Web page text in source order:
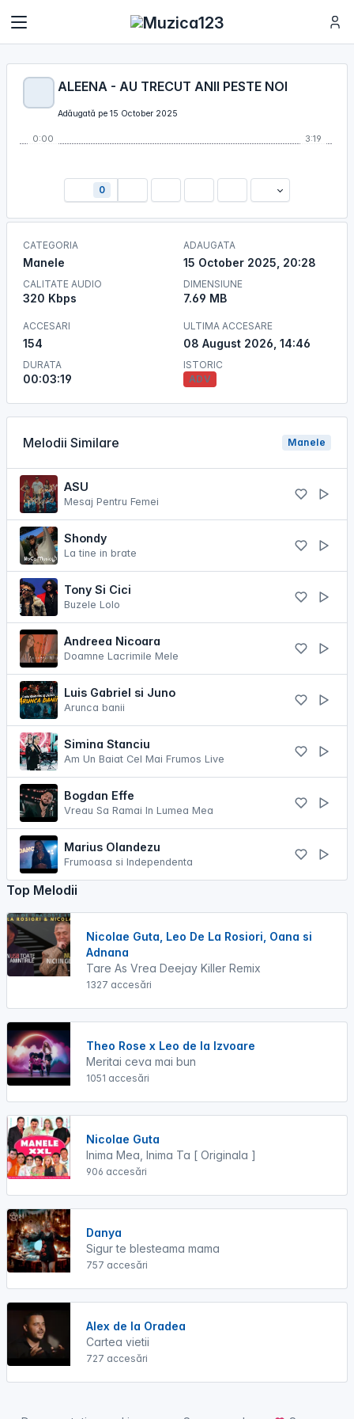
ALEENA - AU TRECUT ANII PESTE NOI
Adăugată pe 15 October 2025
0:00 3:19
0
CATEGORIA
Manele
CALITATE AUDIO
320 Kbps
ADAUGATA
15 October 2025, 20:28
DIMENSIUNE
7.69 MB
ACCESARI
154
DURATA
00:03:19
ULTIMA ACCESARE
08 August 2026, 14:46
ISTORIC
ADV
Melodii Similare Manele
ASU
Mesaj Pentru Femei
Shondy
La tine in brate
Tony Si Cici
Buzele Lolo
Andreea Nicoara
Doamne Lacrimile Mele
Luis Gabriel si Juno
Arunca banii
Simina Stanciu
Am Un Baiat Cel Mai Frumos Live
Bogdan Effe
Vreau Sa Ramai In Lumea Mea
Marius Olandezu
Frumoasa si Independenta
Top Melodii
Nicolae Guta, Leo De La Rosiori, Oana si
Adnana
Tare As Vrea Deejay Killer Remix
1327 accesări
Theo Rose x Leo de la Izvoare
Meritai ceva mai bun
1051 accesări
Nicolae Guta
Inima Mea, Inima Ta [ Originala ]
906 accesări
Danya
Sigur te blesteama mama
757 accesări
Alex de la Oradea
Cartea vietii
727 accesări